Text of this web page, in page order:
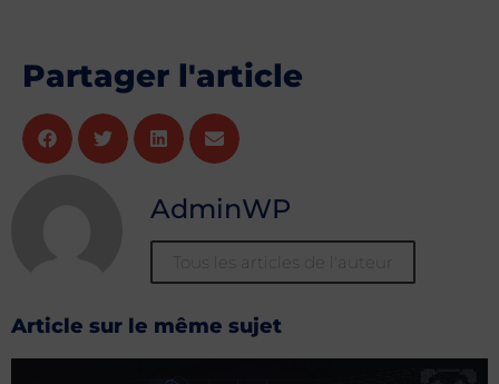
Partager l'article
AdminWP
Tous les articles de l'auteur
Article sur le même sujet